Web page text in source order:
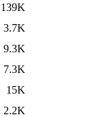
139K
3.7K
9.3K
7.3K
15K
2.2K